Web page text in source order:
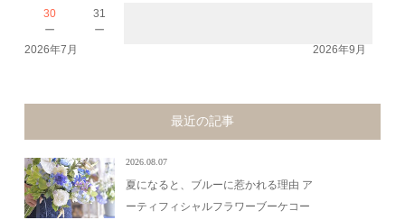
30
－
31
－
2026年7月 2026年9月
最近の記事
2026.08.07
夏になると、ブルーに惹かれる理由 ア
ーティフィシャルフラワーブーケコー